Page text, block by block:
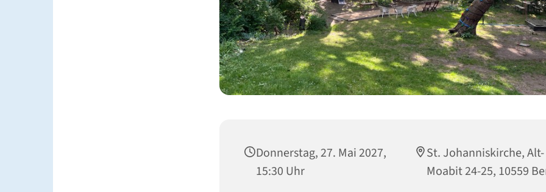
Donnerstag, 27. Mai 2027,
15:30 Uhr
St. Johanniskirche, Alt-
Moabit 24-25, 10559